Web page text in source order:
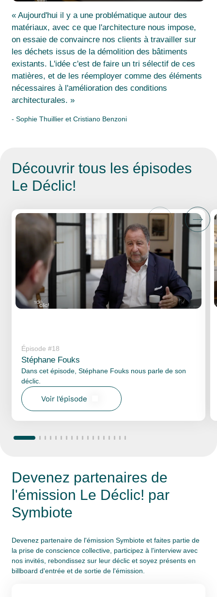
« Aujourd'hui il y a une problématique autour des
matériaux, avec ce que l'architecture nous impose,
on essaie de convaincre nos clients à travailler sur
les déchets issus de la démolition des bâtiments
existants. L'idée c'est de faire un tri sélectif de ces
matières, et de les réemployer comme des éléments
nécessaires à l'amélioration des conditions
architecturales. »
- Sophie Thuillier et Cristiano Benzoni
Découvrir tous les épisodes
Le Déclic!
Épisode #18
Stéphane Fouks
Dans cet épisode, Stéphane Fouks nous parle de son
déclic.
Voir l'épisode
Devenez partenaires de
l'émission Le Déclic! par
Symbiote
Devenez partenaire de l'émission Symbiote et faites partie de
la prise de conscience collective, participez à l'interview avec
nos invités, rebondissez sur leur déclic et soyez présents en
billboard d'entrée et de sortie de l'émission.